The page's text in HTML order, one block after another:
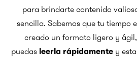
para brindarte contenido
sencilla. Sabemos que tu tiempo
creado un formato ligero y
puedas leerla rápidamentey